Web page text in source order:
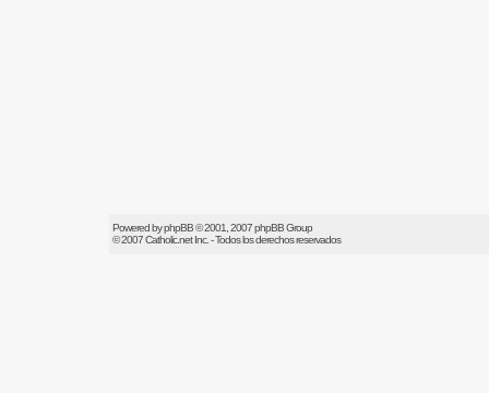
Powered byphpBB© 2001, 2007 phpBB Group
© 2007Catholic.netInc. - Todos los derechos reservados